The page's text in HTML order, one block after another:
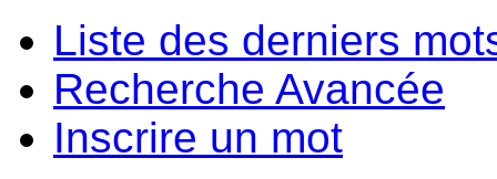
Liste des derniers
Recherche Avancée
Inscrire un mot